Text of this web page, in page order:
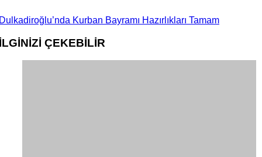
Kurban Bayramı Hazırlıkları Tamam
ÇEKEBİLİR